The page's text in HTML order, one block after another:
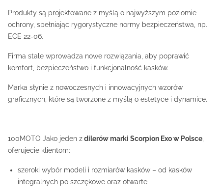
Produkty są projektowane z myślą o najwyższym poziomie
ochrony, spełniając rygorystyczne normy bezpieczeństwa, np.
ECE 22-06.
Firma stale wprowadza nowe rozwiązania, aby poprawić
komfort, bezpieczeństwo i funkcjonalność kasków.
Marka słynie z nowoczesnych i innowacyjnych wzorów
graficznych, które są tworzone z myślą o estetyce i dynamice.
100MOTO Jako jeden zdilerów marki Scorpion Exo w Polsce
oferujecie klientom:
szeroki wybór modeli i rozmiarów kasków – od kasków
integralnych po szczękowe oraz otwarte